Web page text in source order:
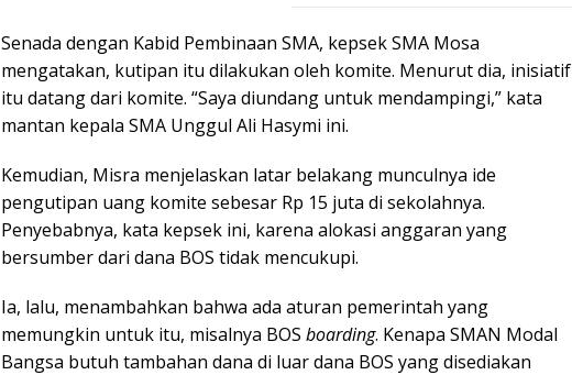
Senada dengan Kabid Pembinaan SMA, kepsek SMA Mosa
mengatakan, kutipan itu dilakukan oleh komite. Menurut dia, inisiatif
itu datang dari komite. “Saya diundang untuk mendampingi,” kata
mantan kepala SMA Unggul Ali Hasymi ini.
Kemudian, Misra menjelaskan latar belakang munculnya ide
pengutipan uang komite sebesar Rp 15 juta di sekolahnya.
Penyebabnya, kata kepsek ini, karena alokasi anggaran yang
bersumber dari dana BOS tidak mencukupi.
Ia, lalu, menambahkan bahwa ada aturan pemerintah yang
memungkin untuk itu, misalnya BOS boarding. Kenapa SMAN Modal
Bangsa butuh tambahan dana di luar dana BOS yang disediakan